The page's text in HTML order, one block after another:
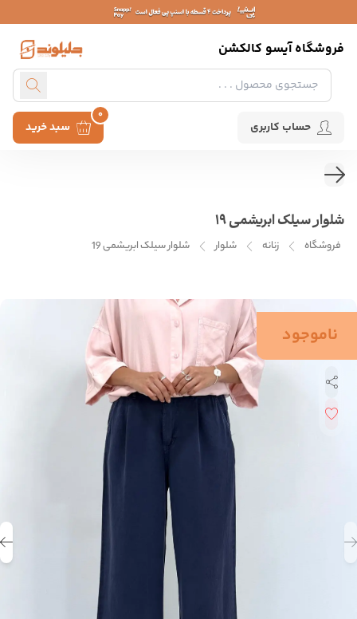
فروشگاه آیسو کالکشن
حساب کاربری سبد خرید
0
شلوار سیلک ابریشمی 19
فروشگاه زنانه شلوار شلوار سیلک ابریشمی 19
ناموجود